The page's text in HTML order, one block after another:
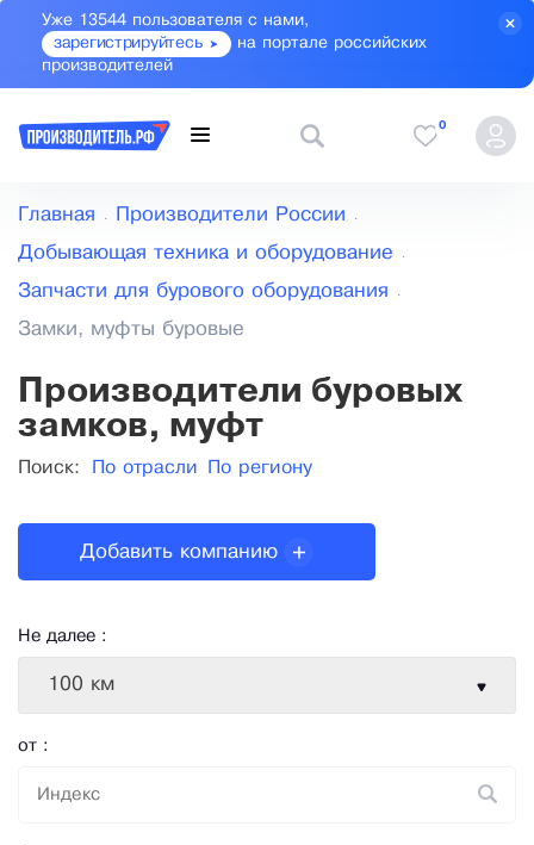
Уже 13544 пользователя с нами,
зарегистрируйтесь
на портале российских
производителей
0
Главная Производители России
Добывающая техника и оборудование
Запчасти для бурового оборудования
Замки, муфты буровые
Производители буровых
замков, муфт
Поиск: По отрасли По региону
Не далее :
100 км
от :
Добавить компанию